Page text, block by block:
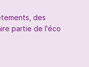
des
partie de l'éco